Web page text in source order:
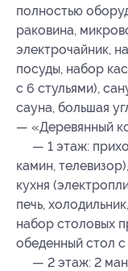
полностью
раковина,
электрочайник,
посуды, набор
с 6 стульями),
сауна, большая
— «Деревянный
— 1 этаж:
камин,
кухня
печь,
набор столовых
обеденный стол с
— 2 этаж: 2